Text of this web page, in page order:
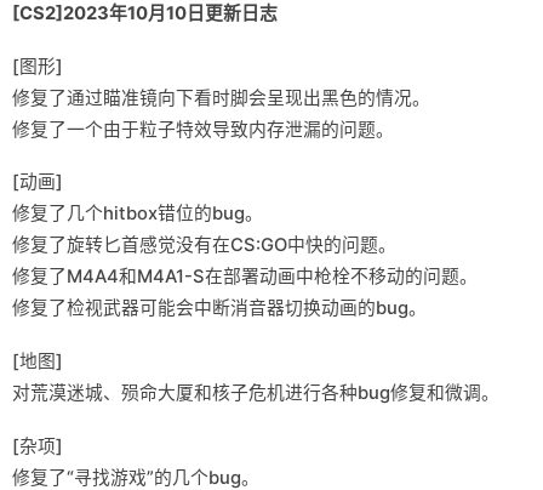
88hash-jp
[CS2]2023年10月10日更新日志
[图形]
修复了通过瞄准镜向下看时脚会呈现出黑色的情况。
修复了一个由于粒子特效导致内存泄漏的问题。
[动画]
修复了几个hitbox错位的bug。
修复了旋转匕首感觉没有在CS:GO中快的问题。
修复了M4A4和M4A1-S在部署动画中枪栓不移动的问题。
修复了检视武器可能会中断消音器切换动画的bug。
[地图]
对荒漠迷城、殒命大厦和核子危机进行各种bug修复和微调。
[杂项]
修复了“寻找游戏”的几个bug。